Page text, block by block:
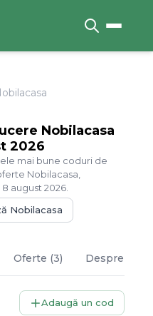
Nobilacasa
2026
mai bune coduri de
Nobilacasa
8 august 2026
Nobilacasa
Oferte (3) Despre
Adaugă un cod